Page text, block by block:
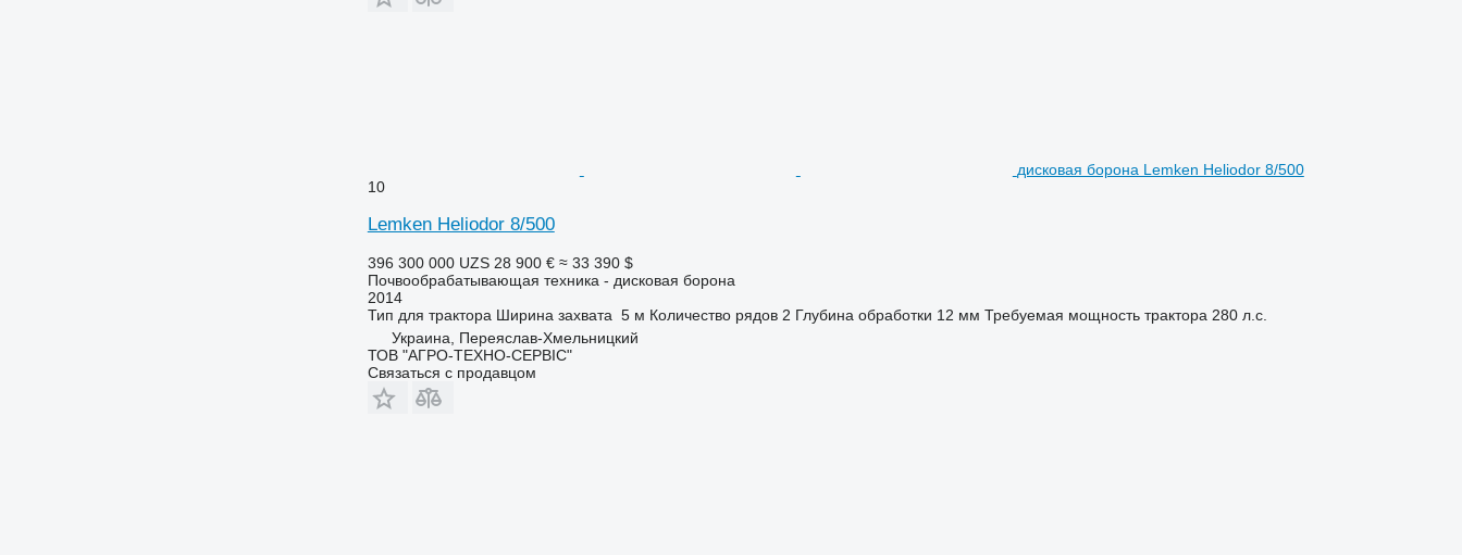
дисковая борона Lemken Heliodor 8/500
10
Lemken Heliodor 8/500
396 300 000 UZS 28 900 € ≈ 33 390 $
Почвообрабатывающая техника - дисковая борона
2014
Тип для трактора Ширина захвата 5 м Количество рядов 2 Глубина обработки 12 мм Требуемая мощность трактора 280 л.с.
Украина, Переяслав-Хмельницкий
ТОВ "АГРО-ТЕХНО-СЕРВІС"
Связаться с продавцом